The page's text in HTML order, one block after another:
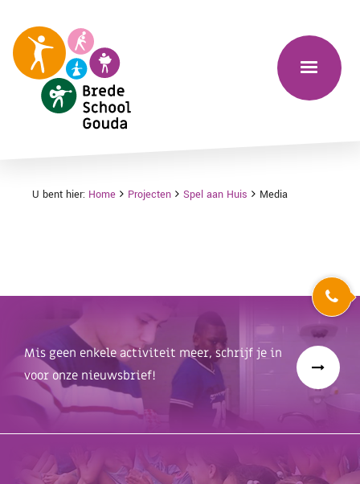
U bent hier: Home Projecten Spel aan Huis Media
Mis geen enkele activiteit meer, schrijf je in
voor onze nieuwsbrief!